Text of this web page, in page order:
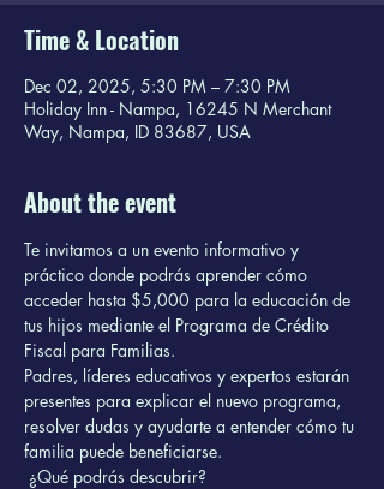
Time & Location
Dec 02, 2025, 5:30 PM – 7:30 PM
Holiday Inn - Nampa, 16245 N Merchant
Way, Nampa, ID 83687, USA
About the event
Te invitamos a un evento informativo y
práctico donde podrás aprender cómo
acceder hasta $5,000 para la educación de
tus hijos mediante el Programa de Crédito
Fiscal para Familias.
Padres, líderes educativos y expertos estarán
presentes para explicar el nuevo programa,
resolver dudas y ayudarte a entender cómo tu
familia puede beneficiarse.
¿Qué podrás descubrir?